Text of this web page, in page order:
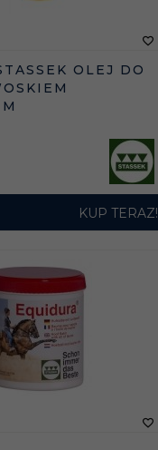
OLEJ DO
KUP TERAZ!